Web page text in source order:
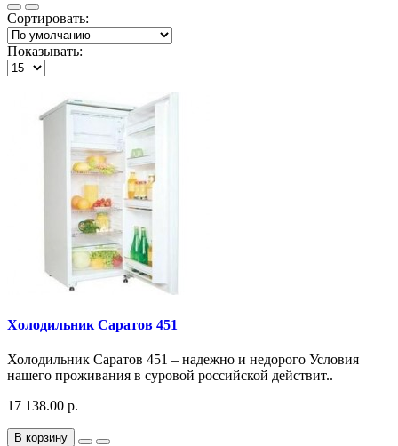
Сортировать:
Показывать:
Холодильник Саратов 451
Холодильник Саратов 451 – надежно и недорого Условия
нашего проживания в суровой российской действит..
17 138.00 р.
В корзину